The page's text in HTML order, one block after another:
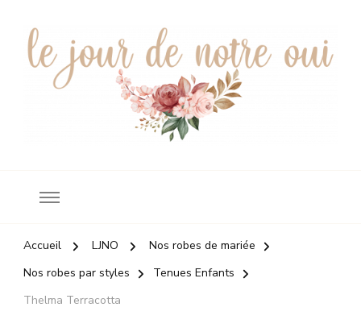
Accueil LJNO
Nos robes de mariée
Nos robes par styles
Tenues Enfants
Thelma Terracotta